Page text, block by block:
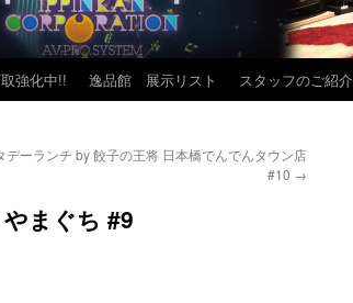
強化中!! 逸品館 展示リスト スタッフのご紹介
デーランチ by 餃子の王将 日本橋でんでんタウン店
#10 →
まぐち #9